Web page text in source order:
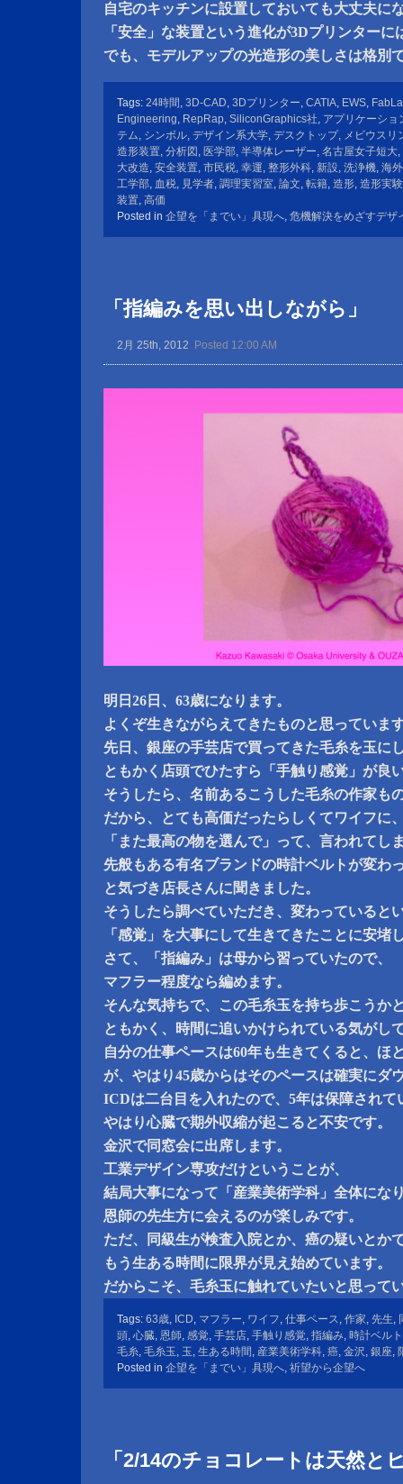
自宅のキッチンに設置しておいても大丈夫に
「安全」な装置という進化が3Dプリンターに
でも、モデルアップの光造形の美しさは格別
Tags: 24時間 , 3D-CAD, 3Dプリンター, CATIA, EWS,
Engineering, RepRap, SiliconGraphics社, アプリケーショ
テム, シンボル, デザイン系大学, デスクトップ, メビウスリ
造形装置, 分析図 , 医学部, 半導体レーザー, 名古屋女子短大,
大改造, 安全装置, 市民税, 幸運, 整形外科, 新設, 洗浄機, 海外
工学部, 血税, 見学者, 調理実習室, 論文, 転籍, 造形, 造形実験
装置, 高価
Posted in 企望を「までい」具現へ, 危機解決をめざすデザ
「指編みを思い出しながら」
2月 25th, 2012 Posted 12:00 AM
明日26日、63歳になります。
よくぞ生きながらえてきたものと思っていま
先日、銀座の手芸店で買ってきた毛糸を玉に
ともかく店頭でひたすら「手触り感覚」が良
そうしたら、名前あるこうした毛糸の作家も
だから、とても高価だったらしくてワイフに
「また最高の物を選んで」って、言われてし
先般もある有名ブランドの時計ベルトが変わ
と気づき店長さんに聞きました。
そうしたら調べていただき、変わっていると
「感覚」を大事にして生きてきたことに安堵
さて、「指編み」は母から習っていたので、
マフラー程度なら編めます。
そんな気持ちで、この毛糸玉を持ち歩こうか
ともかく、時間に追いかけられている気がし
自分の仕事ペースは60年も生きてくると、ほ
が、やはり45歳からはそのペースは確実にダ
ICDは二台目を入れたので、5年は保障されて
やはり心臓で期外収縮が起こると不安です。
金沢で同窓会に出席します。
工業デザイン専攻だけということが、
結局大事になって「産業美術学科」全体にな
恩師の先生方に会えるのが楽しみです。
ただ、同級生が検査入院とか、癌の疑いとか
もう生ある時間に限界が見え始めています。
だからこそ、毛糸玉に触れていたいと思って
Tags: 63歳, ICD, マフラー, ワイフ, 仕事ペース, 作家, 先生,
頭, 心臓, 恩師, 感覚, 手芸店, 手触り感覚, 指編み, 時計ベルト
毛糸, 毛糸玉, 玉, 生ある時間 , 産業美術学科, 癌, 金沢, 銀座,
Posted in 企望を「までい」具現へ, 祈望から企望へ
「2/14のチョコレートは天然と